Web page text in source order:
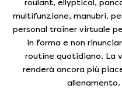
roulant, ellyptical,
multifunzione, manubri,
personal trainer virtuale
in forma e non
routine quotidiano. La
renderà ancora più
allenamento.